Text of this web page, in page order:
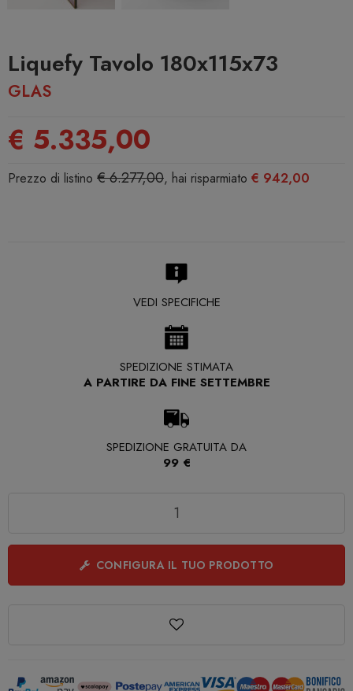
Liquefy Tavolo 180x115x73
GLAS
€ 5.335,00
Prezzo di listino € 6.277,00, hai risparmiato € 942,00
VEDI SPECIFICHE
SPEDIZIONE STIMATA
A PARTIRE DA FINE SETTEMBRE
SPEDIZIONE GRATUITA DA
99 €
CONFIGURA IL TUO PRODOTTO